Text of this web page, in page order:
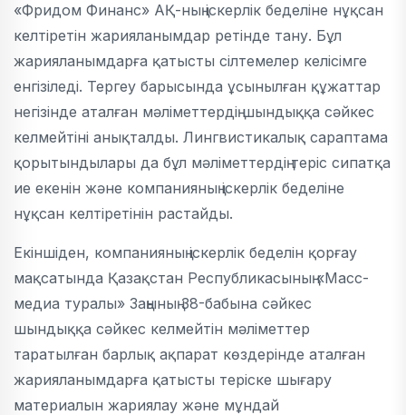
«Фридом Финанс» АҚ-ның іскерлік беделіне нұқсан
келтіретін жарияланымдар ретінде тану. Бұл
жарияланымдарға қатысты сілтемелер келісімге
енгізіледі. Тергеу барысында ұсынылған құжаттар
негізінде аталған мәліметтердің шындыққа сәйкес
келмейтіні анықталды. Лингвистикалық сараптама
қорытындылары да бұл мәліметтердің теріс сипатқа
ие екенін және компанияның іскерлік беделіне
нұқсан келтіретінін растайды.
Екіншіден, компанияның іскерлік беделін қорғау
мақсатында Қазақстан Республикасының «Масс-
медиа туралы» Заңының 38-бабына сәйкес
шындыққа сәйкес келмейтін мәліметтер
таратылған барлық ақпарат көздерінде аталған
жарияланымдарға қатысты теріске шығару
материалын жариялау және мұндай